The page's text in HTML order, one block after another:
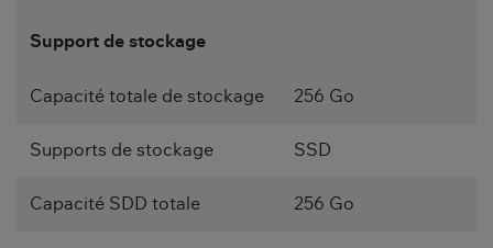
Support de stockage
Capacité totale de stockage 256 Go
Supports de stockage SSD
Capacité SDD totale 256 Go